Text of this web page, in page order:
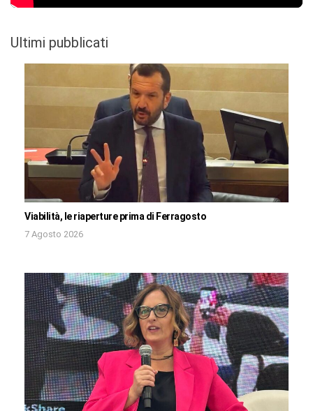
Ultimi pubblicati
Viabilità, le riaperture prima di Ferragosto
7 Agosto 2026